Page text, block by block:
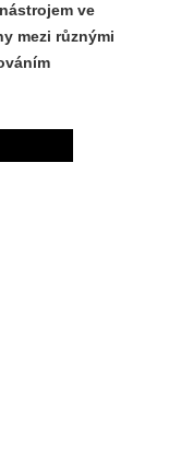
ve
mezi různými